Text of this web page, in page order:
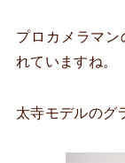
プロカメラマ
れていますね。
太寺モデルのグ